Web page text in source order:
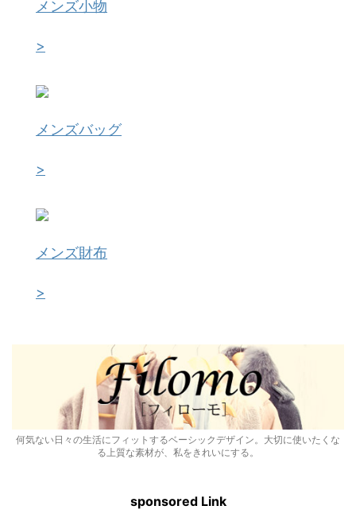
メンズ小物
>
メンズバッグ
>
メンズ財布
>
何気ない日々の生活にフィットするベーシックデザイン。大切に使いたくな
る上質な素材が、私をきれいにする。
sponsored Link